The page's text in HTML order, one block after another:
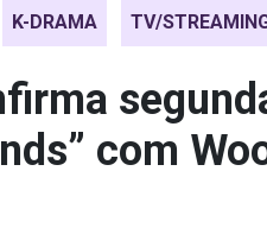
K-DRAMA TV/
com